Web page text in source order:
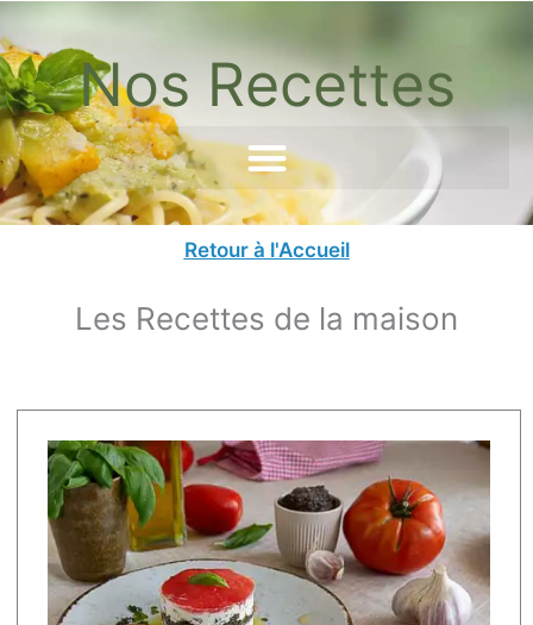
Aller
au
contenu Nos Recettes
Retour à l'Accueil
Les Recettes de la maison